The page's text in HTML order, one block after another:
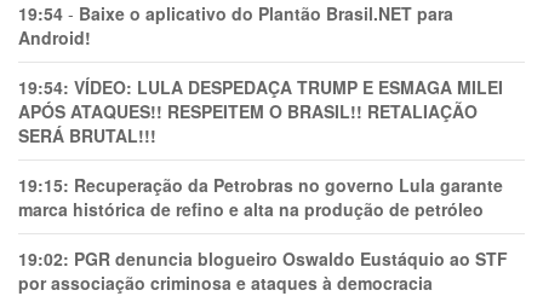
19:54 - Baixe o aplicativo do Plantão Brasil.NET para
Android!
19:54: VÍDEO: LULA DESPEDAÇA TRUMP E ESMAGA MILEI
APÓS ATAQUES!! RESPEITEM O BRASIL!! RETALIAÇÃO
SERÁ BRUTAL!!!
19:15: Recuperação da Petrobras no governo Lula garante
marca histórica de refino e alta na produção de petróleo
19:02: PGR denuncia blogueiro Oswaldo Eustáquio ao STF
por associação criminosa e ataques à democracia